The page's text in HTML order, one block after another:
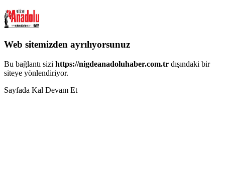
Web sitemizden ayrılıyorsunuz
Bu bağlantı sizi https://nigdeanadoluhaber.com.tr dışındaki bir
siteye yönlendiriyor.
Sayfada Kal Devam Et